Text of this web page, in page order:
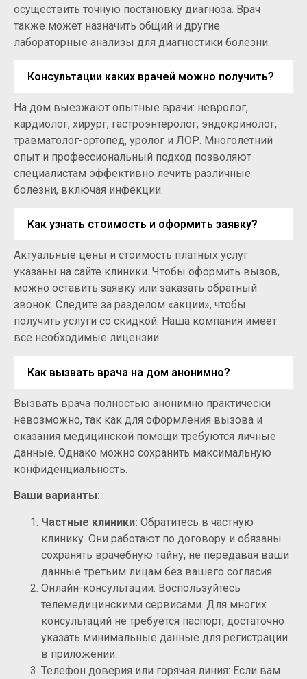
осуществить точную постановку диагноза. Врач
также может назначить общий и другие
лабораторные анализы для диагностики болезни.
Консультации каких врачей можно получить?
На дом выезжают опытные врачи: невролог,
кардиолог, хирург, гастроэнтеролог, эндокринолог,
травматолог-ортопед, уролог и ЛОР. Многолетний
опыт и профессиональный подход позволяют
специалистам эффективно лечить различные
болезни, включая инфекции.
Как узнать стоимость и оформить заявку?
Актуальные цены и стоимость платных услуг
указаны на сайте клиники. Чтобы оформить вызов,
можно оставить заявку или заказать обратный
звонок. Следите за разделом «акции», чтобы
получить услуги со скидкой. Наша компания имеет
все необходимые лицензии.
Как вызвать врача на дом анонимно?
Вызвать врача полностью анонимно практически
невозможно, так как для оформления вызова и
оказания медицинской помощи требуются личные
данные. Однако можно сохранить максимальную
конфиденциальность.
Ваши варианты:
Частные клиники: Обратитесь в частную
клинику. Они работают по договору и обязаны
сохранять врачебную тайну, не передавая ваши
данные третьим лицам без вашего согласия.
Онлайн-консультации: Воспользуйтесь
телемедицинскими сервисами. Для многих
консультаций не требуется паспорт, достаточно
указать минимальные данные для регистрации
в приложении.
Телефон доверия или горячая линия: Если вам